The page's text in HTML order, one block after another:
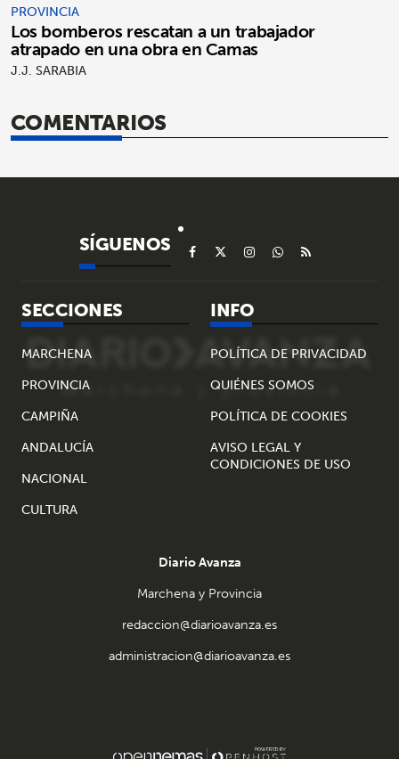
PROVINCIA
Los bomberos rescatan a un trabajador
atrapado en una obra en Camas
J.J. SARABIA
COMENTARIOS
SÍGUENOS
SECCIONES
MARCHENA
PROVINCIA
CAMPIÑA
ANDALUCÍA
NACIONAL
CULTURA
INFO
POLÍTICA DE PRIVACIDAD
QUIÉNES SOMOS
POLÍTICA DE COOKIES
AVISO LEGAL Y
CONDICIONES DE USO
Diario Avanza
Marchena y Provincia
redaccion@diarioavanza.es
administracion@diarioavanza.es